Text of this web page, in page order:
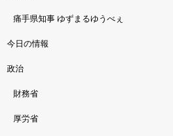
痛手県知事 ゆずまるゆうべぇ
今日の情報
政治
財務省
厚労省